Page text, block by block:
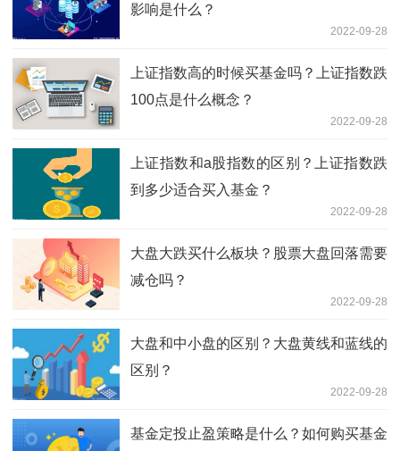
影响是什么？
2022-09-28
上证指数高的时候买基金吗？上证指数跌
100点是什么概念？
2022-09-28
上证指数和a股指数的区别？上证指数跌
到多少适合买入基金？
2022-09-28
大盘大跌买什么板块？股票大盘回落需要
减仓吗？
2022-09-28
大盘和中小盘的区别？大盘黄线和蓝线的
区别？
2022-09-28
基金定投止盈策略是什么？如何购买基金